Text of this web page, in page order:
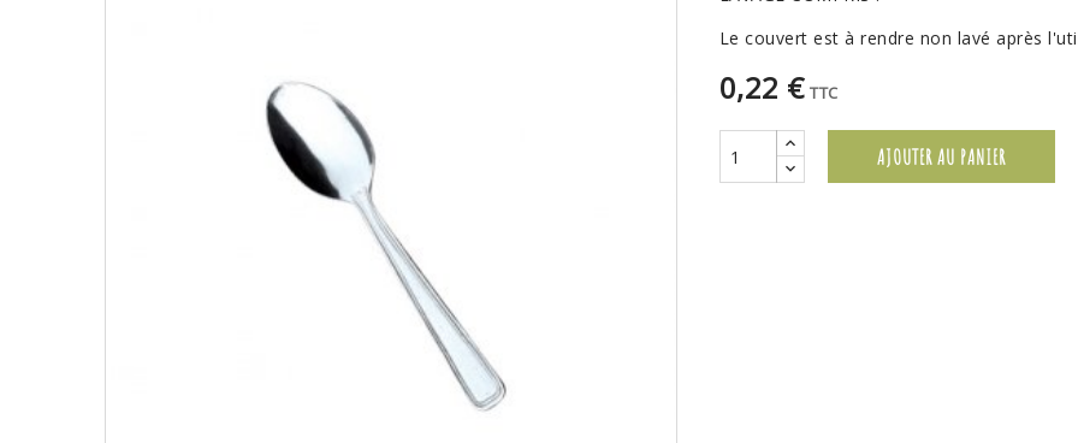
Le couvert est à rendre non lavé après
0,22 € TTC
AJOUTER AU PANIER